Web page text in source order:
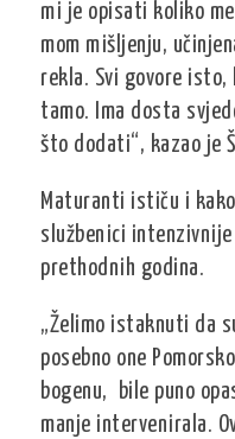
mi je opisati koliko
mom mišljenju,
rekla. Svi govore
tamo. Ima dosta
što dodati“, kazao je
Maturanti ističu i
službenici
prethodnih godina.
„Želimo istaknuti da
posebno one
bogenu, bile puno
manje intervenirala.